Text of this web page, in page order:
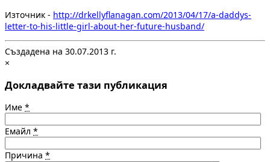
Източник - http://drkellyflanagan.com/2013/04/17/a-daddys-
letter-to-his-little-girl-about-her-future-husband/
Създадена на 30.07.2013 г.
×
Докладвайте тази публикация
Име *
Емайл *
Причина *